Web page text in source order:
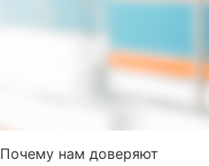
Почему нам доверяют